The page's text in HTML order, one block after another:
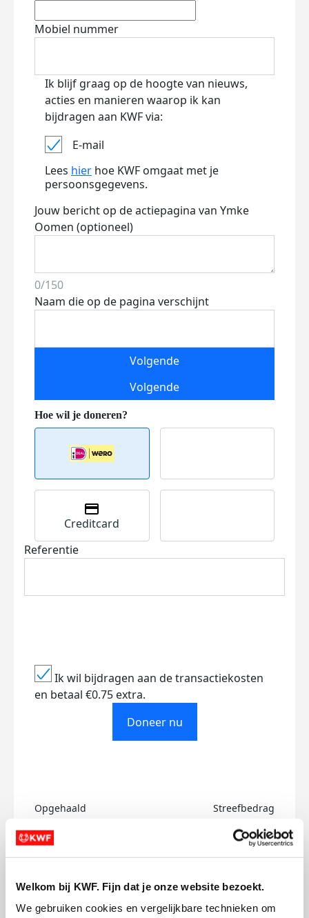
Welkom bij KWF. Fijn dat je onze website bezoekt.
We gebruiken cookies en vergelijkbare technieken om
Mobiel nummer
Ik blijf graag op de hoogte van nieuws,
acties en manieren waarop ik kan
bijdragen aan KWF via:
E-mail
Lees hier hoe KWF omgaat met je
persoonsgegevens.
Jouw bericht op de actiepagina van Ymke
Oomen (optioneel)
0/150
Naam die op de pagina verschijnt
Volgende
Volgende
Creditcard
Referentie
Ik wil bijdragen aan de transactiekosten
en betaal €0.75 extra.
Doneer nu
Opgehaald
€806
Streefbedrag
€750